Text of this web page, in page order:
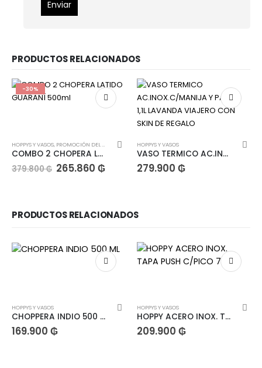
PRODUCTOS RELACIONADOS
-30%
HOPPYS Y VASOS, PROMOCIÓN DEL MES
COMBO 2 CHOPERA LATIDO GUARANÍ 500ml
379.800₲ 265.860 ₲
HOPPYS Y VASOS
VASO TERMICO AC.INOX.C/MANIJA Y PAJITA 1,1L LAVANDA VIAJERO CON SKIN DE REGALO
279.900 ₲
PRODUCTOS RELACIONADOS
HOPPYS Y VASOS
CHOPPERA INDIO 500 ML
169.900 ₲
HOPPYS Y VASOS
HOPPY ACERO INOX. TAPA PUSH C/PICO 710 m
209.900 ₲